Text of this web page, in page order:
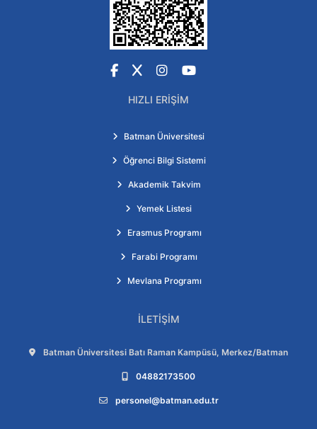
Facebook
X Instagram
YouTube
HIZLI ERIŞIM
Batman Üniversitesi
Öğrenci Bilgi Sistemi
Akademik Takvim
Yemek Listesi
Erasmus Programı
Farabi Programı
Mevlana Programı
İLETIŞIM
Adres:
Batman Üniversitesi Batı Raman Kampüsü, Merkez/Batman
Telefon:
04882173500
E-posta:
personel@batman.edu.tr